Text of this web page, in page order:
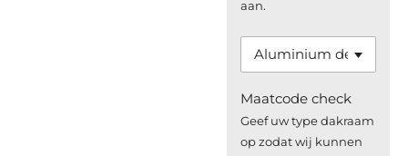
aan.
Maatcode check
Geef uw type dakraam
op zodat wij kunnen